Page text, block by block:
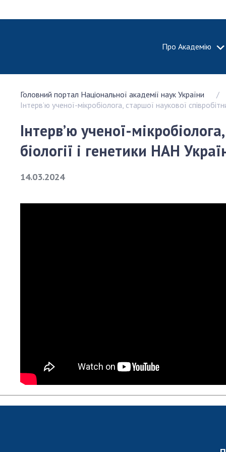
Про Академію
Про
Історія
100-
Головний портал Національної академії наук України
Інтерв’ю ученої-мікробіолога, старшої наукової
Інтерв’ю ученої-
біології і генетики НАН
14.03.2024